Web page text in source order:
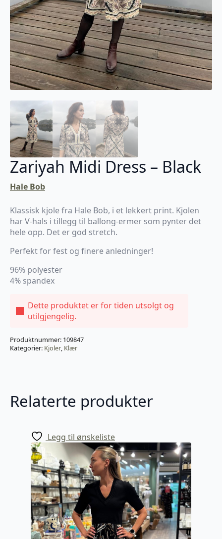
Zariyah Midi Dress – Black
Hale Bob
Klassisk kjole fra Hale Bob, i et lekkert print. Kjolen
har V-hals i tillegg til ballong-ermer som pynter det
hele opp. Det er god stretch.
Perfekt for fest og finere anledninger!
96% polyester
4% spandex
Dette produktet er for tiden utsolgt og
utilgjengelig.
Produktnummer: 109847
Kategorier: Kjoler, Klær
Relaterte produkter
Legg til ønskeliste